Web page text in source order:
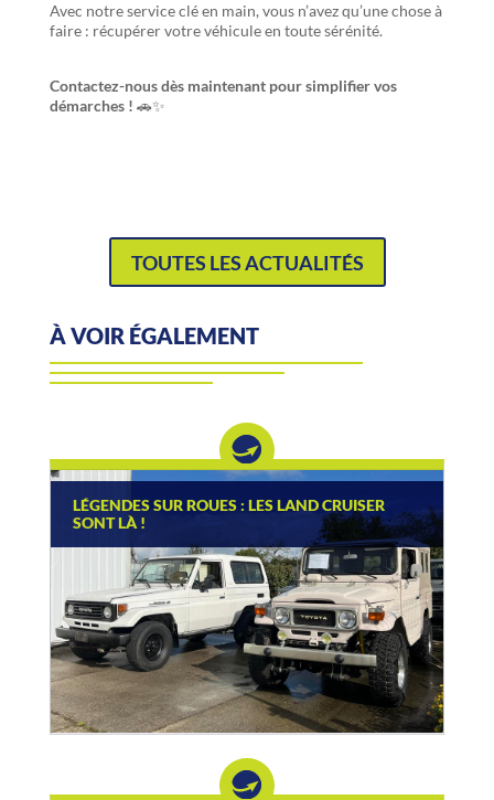
Avec notre service clé en main, vous n’avez qu’une chose à
faire : récupérer votre véhicule en toute sérénité.
Contactez-nous dès maintenant pour simplifier vos
démarches ! 🚗✨
TOUTES LES ACTUALITÉS
À VOIR ÉGALEMENT
LÉGENDES SUR ROUES : LES LAND CRUISER
SONT LÀ !